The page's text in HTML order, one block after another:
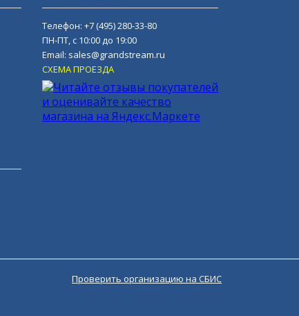
Телефон: +7 (495) 280-33-80
ПН-ПТ, с 10:00 до 19:00
Email: sales@grandstream.ru
СХЕМА ПРОЕЗДА
Проверить организацию на СБИС